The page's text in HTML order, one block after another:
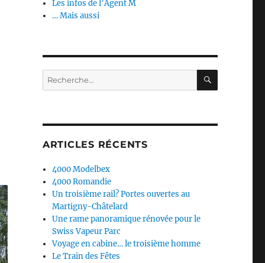
Les infos de l’Agent M
… Mais aussi
Recherche
pour :
ARTICLES RÉCENTS
4000 Modelbex
4000 Romandie
Un troisième rail? Portes ouvertes au
Martigny-Châtelard
Une rame panoramique rénovée pour le
Swiss Vapeur Parc
Voyage en cabine… le troisième homme
Le Train des Fêtes